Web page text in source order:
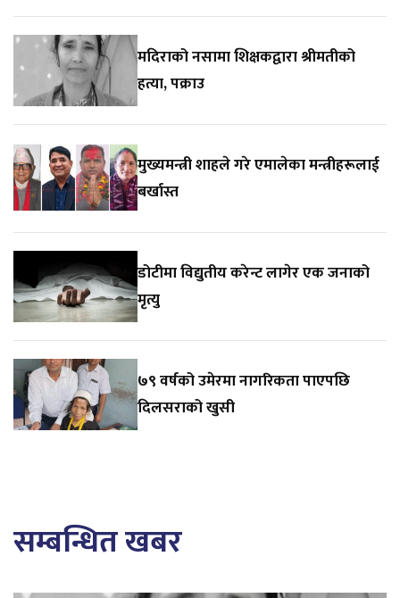
मदिराको नसामा शिक्षकद्वारा श्रीमतीको
हत्या, पक्राउ
मुख्यमन्त्री शाहले गरे एमालेका मन्त्रीहरूलाई
बर्खास्त
डोटीमा विद्युतीय करेन्ट लागेर एक जनाको
मृत्यु
७९ वर्षको उमेरमा नागरिकता पाएपछि
दिलसराको खुसी
सम्बन्धित खबर